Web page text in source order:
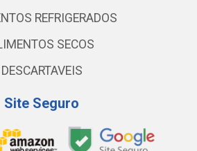
REFRIGERADOS
SECOS
DESCARTAVEIS
Site Seguro